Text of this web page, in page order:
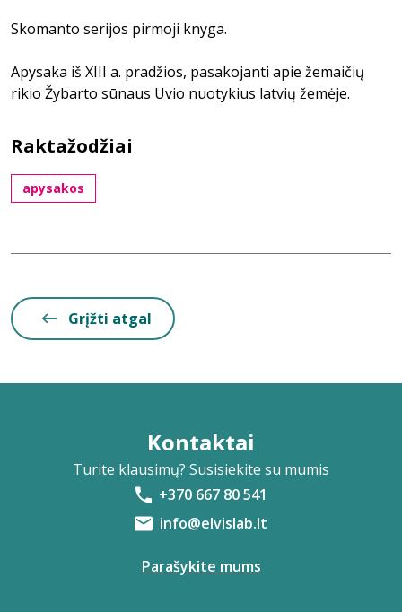
Skomanto serijos pirmoji knyga.
Apysaka iš XIII a. pradžios, pasakojanti apie žemaičių
rikio Žybarto sūnaus Uvio nuotykius latvių žemėje.
Raktažodžiai
apysakos
Grįžti atgal
Kontaktai
Turite klausimų? Susisiekite su mumis
+370 667 80 541
info@elvislab.lt
Parašykite mums